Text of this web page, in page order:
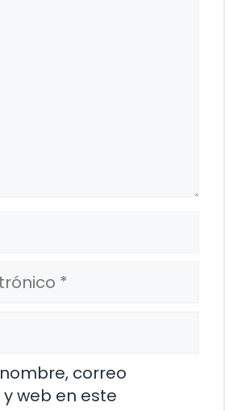
correo
web en este